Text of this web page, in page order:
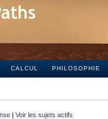
CALCUL PHILOSOPHIE
| Voir les sujets actifs